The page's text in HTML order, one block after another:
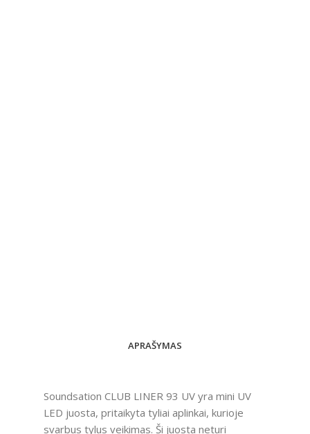
APRAŠYMAS
Soundsation CLUB LINER 93 UV yra mini UV
LED juosta, pritaikyta tyliai aplinkai, kurioje
svarbus tylus veikimas. Ši juosta neturi